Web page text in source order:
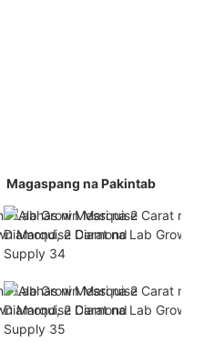
Magaspang na Pakintab